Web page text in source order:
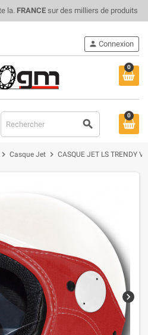
la. FRANCEsur des milliers de produits
0
search
person Connexion
0
chevron_right Casque Jet chevron_right CASQUE JET LS TRENDY
chevron_right